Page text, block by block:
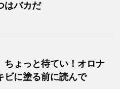
はバカだ
ちょっと待てい！オロナ
ビに塗る前に読んで